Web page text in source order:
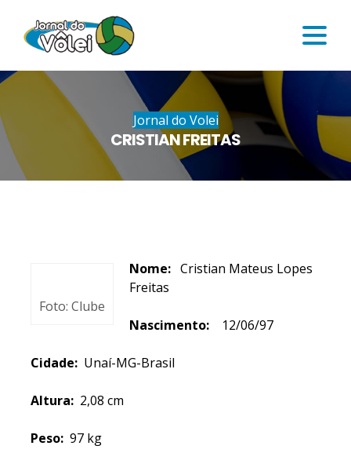
Jornal do Volei
CRISTIAN FREITAS
Foto: Clube
Nome: Cristian Mateus Lopes
Freitas
Nascimento: 12/06/97
Cidade: Unaí-MG-Brasil
Altura: 2,08 cm
Peso: 97 kg